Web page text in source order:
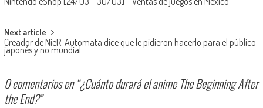
Next article
Creador de NieR: Automata dice que le pidieron hacerlo para el público
japonés y no mundial
0 comentarios en “¿Cuánto durará el anime The Beginning After
the End?”